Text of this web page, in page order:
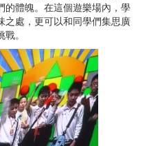
的體魄。在這個遊樂場內，學
之處，更可以和同學們集思廣
。